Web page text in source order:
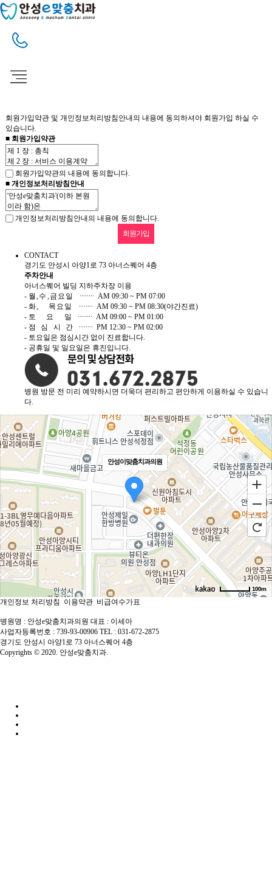
회원가입약관 및 개인정보처리방침안내의 내용에 동의하셔야 회원가입 하실 수
있습니다.
■ 회원가입약관
회원가입약관의 내용에 동의합니다.
■ 개인정보처리방침안내
개인정보처리방침안내의 내용에 동의합니다.
CONTACT
경기도 안성시 아양1로 73 아너스퀘어 4층
주차안내
아너스퀘어 빌딩 지하주차장 이용
- 월,수,금요일
∙∙∙∙∙∙∙∙ AM 09:30 ~ PM 07:00
- 화, 목요일
∙∙∙∙∙∙∙∙ AM 09:30 ~ PM 08:30(야간진료)
- 토 요 일
∙∙∙∙∙∙∙∙ AM 09:00 ~ PM 01:00
- 점심시간 ∙∙∙∙∙∙∙∙ PM 12:30 ~ PM 02:00
- 토요일은 점심시간 없이 진료합니다.
- 공휴일 및 일요일은 휴진입니다.
병원 방문 전 미리 예약하시면 더욱더 편리하고 편안하게 이용하실 수 있습니
다.
안성이맞춤치과의원
100m
개인정보 처리방침 이용약관 비급여수가표
병원명 : 안성e맞춤치과의원 대표 : 이세아
사업자등록번호 : 739-93-00906 TEL : 031-672-2875
경기도 안성시 아양1로 73 아너스퀘어 4층
Copyrights © 2020. 안성e맞춤치과.